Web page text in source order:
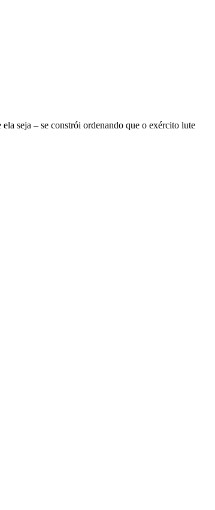
seja – se constrói ordenando que o exército lute